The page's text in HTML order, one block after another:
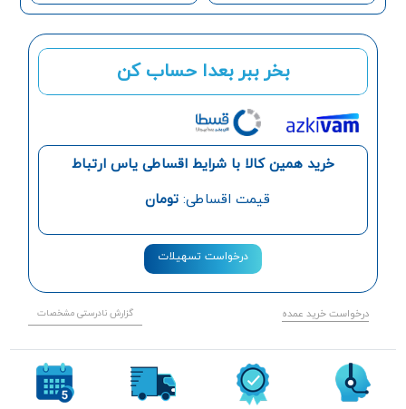
بخر ببر بعدا حساب کن
خرید همین کالا با شرایط اقساطی یاس ارتباط
قیمت اقساطی: تومان
درخواست تسهیلات
درخواست خرید عمده گزارش نادرستی مشخصات